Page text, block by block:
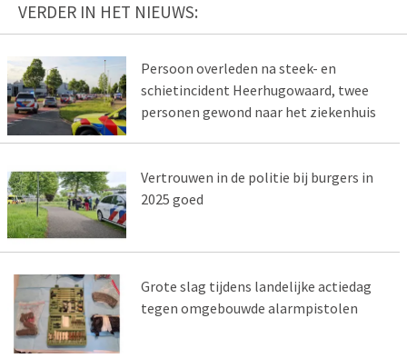
VERDER IN HET NIEUWS:
Persoon overleden na steek- en
schietincident Heerhugowaard, twee
personen gewond naar het ziekenhuis
Vertrouwen in de politie bij burgers in
2025 goed
Grote slag tijdens landelijke actiedag
tegen omgebouwde alarmpistolen